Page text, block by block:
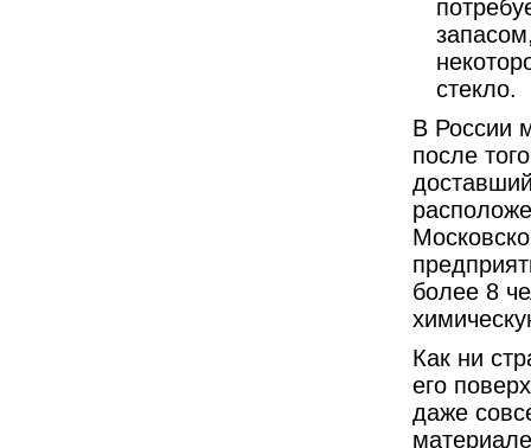
стекло.
В России
после
более 8
Как ни
его
даже